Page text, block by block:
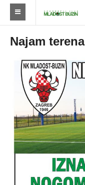
Naslovna
Škola nogometa
Ostalo
Klub
Novosti
Škola nogometa
Najam terena